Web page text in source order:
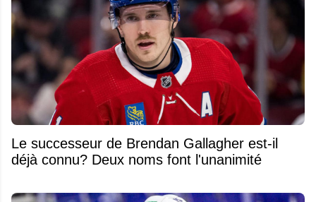
Le successeur de Brendan Gallagher est-il
déjà connu? Deux noms font l'unanimité